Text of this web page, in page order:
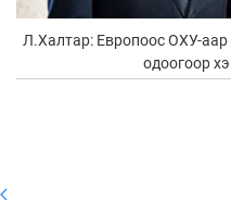
Л.Халтар: Европоос ОХУ-
одоогоор